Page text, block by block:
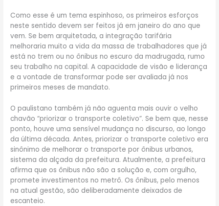
Como esse é um tema espinhoso, os primeiros esforços
neste sentido devem ser feitos já em janeiro do ano que
vem. Se bem arquitetada, a integração tarifária
melhoraria muito a vida da massa de trabalhadores que já
está no trem ou no ônibus no escuro da madrugada, rumo
seu trabalho na capital. A capacidade de visão e liderança
e a vontade de transformar pode ser avaliada já nos
primeiros meses de mandato.
O paulistano também já não aguenta mais ouvir o velho
chavão “priorizar o transporte coletivo”. Se bem que, nesse
ponto, houve uma sensível mudança no discurso, ao longo
da última década. Antes, priorizar o transporte coletivo era
sinônimo de melhorar o transporte por ônibus urbanos,
sistema da alçada da prefeitura. Atualmente, a prefeitura
afirma que os ônibus não são a solução e, com orgulho,
promete investimentos no metrô. Os ônibus, pelo menos
na atual gestão, são deliberadamente deixados de
escanteio.